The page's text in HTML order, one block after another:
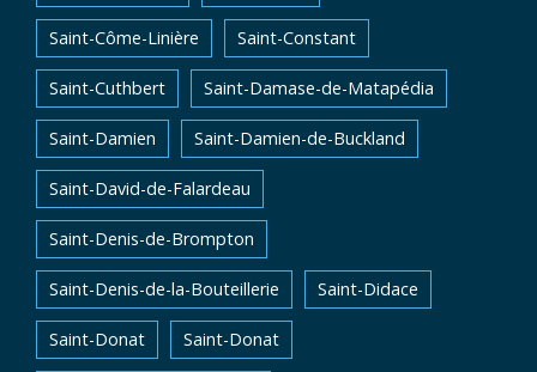
Saint-Côme-Linière Saint-Constant
Saint-Cuthbert Saint-Damase-de-Matapédia
Saint-Damien Saint-Damien-de-Buckland
Saint-David-de-Falardeau
Saint-Denis-de-Brompton
Saint-Denis-de-la-Bouteillerie Saint-Didace
Saint-Donat Saint-Donat